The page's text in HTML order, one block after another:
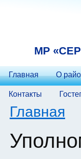
МP
Главная О
Контакты
Вы здесь
Главная